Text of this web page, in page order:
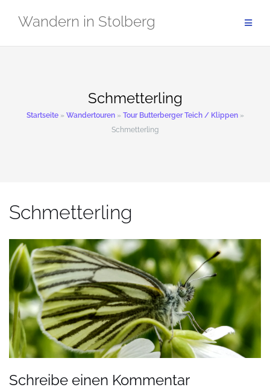
InhaltWandern in Stolberg
Schmetterling
Startseite» Wandertouren» Tour Butterberger Teich / Klippen»
Schmetterling
Schmetterling
Schreibe einen Kommentar